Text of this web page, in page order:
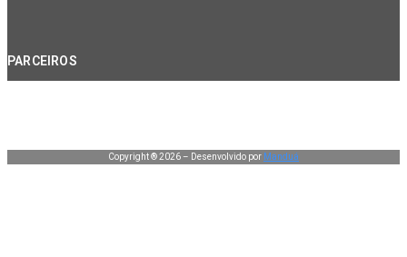
PARCEIROS
Copyright ® 2026 – Desenvolvido por Manduá